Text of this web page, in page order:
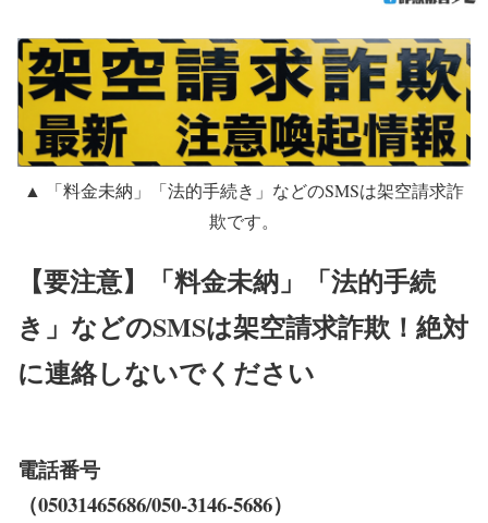
▲ 「料金未納」「法的手続き」などのSMSは架空請求詐
欺です。
【要注意】「料金未納」「法的手続
き」などのSMSは架空請求詐欺！絶対
に連絡しないでください
電話番号
（05031465686/050-3146-5686）